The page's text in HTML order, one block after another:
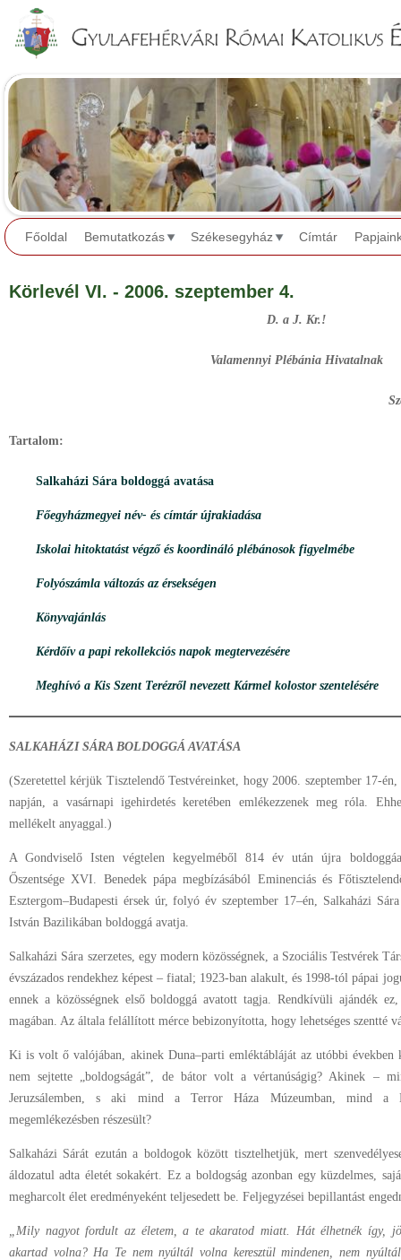
Főoldal Bemutatkozás Székesegyház Címtár
Körlevél VI. - 2006. szeptember 4.
D. a J. Kr.!
Valamennyi Plébánia Hivatalnak
Tartalom:
Salkaházi Sára boldoggá avatása
Főegyházmegyei név- és címtár újrakiadása
Iskolai hitoktatást végző és koordináló plébánosok figyelmébe
Folyószámla változás az érsekségen
Könyvajánlás
Kérdőív a papi rekollekciós napok megtervezésére
Meghívó a Kis Szent Terézről nevezett Kármel kolostor szentelésére
SALKAHÁZI SÁRA BOLDOGGÁ AVATÁSA
(Szeretettel kérjük Tisztelendő Testvéreinket, hogy 2006. szeptember 17-én,
napján, a vasárnapi igehirdetés keretében emlékezzenek meg róla.
mellékelt anyaggal.)
A Gondviselő Isten végtelen kegyelméből 814 év után újra
Őszentsége XVI. Benedek pápa megbízásából Eminenciás és
Esztergom–Budapesti érsek úr, folyó év szeptember 17–én, Salkaházi
István Bazilikában boldoggá avatja.
Salkaházi Sára szerzetes, egy modern közösségnek, a Szociális Testvérek
évszázados rendekhez képest – fiatal; 1923-ban alakult, és 1998-tól pápai
ennek a közösségnek első boldoggá avatott tagja. Rendkívüli ajándék
magában. Az általa felállított mérce bebizonyította, hogy lehetséges szentté
Ki is volt ő valójában, akinek Duna–parti emléktábláját az utóbbi
nem sejtette „boldogságát”, de bátor volt a vértanúságig? Akinek –
Jeruzsálemben, s aki mind a Terror Háza Múzeumban, mind a
megemlékezésben részesült?
Salkaházi Sárát ezután a boldogok között tisztelhetjük, mert
áldozatul adta életét sokakért. Ez a boldogság azonban egy küzdelmes,
megharcolt élet eredményeként teljesedett be. Feljegyzései bepillantást
„Mily nagyot fordult az életem, a te akaratod miatt. Hát élhetnék így,
akartad volna? Ha Te nem nyúltál volna keresztül mindenen, nem